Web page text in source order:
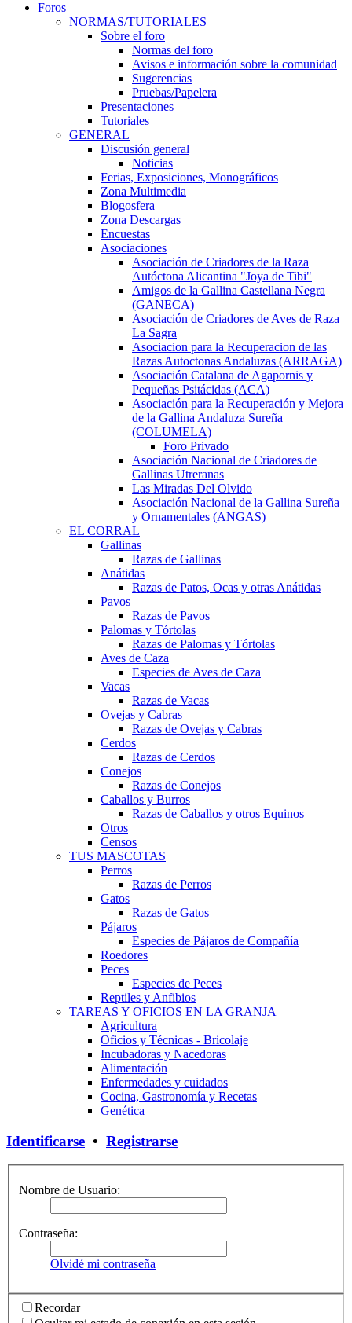
Foros
NORMAS/TUTORIALES
Sobre el foro
Normas del foro
Avisos e información sobre la comunidad
Sugerencias
Pruebas/Papelera
Presentaciones
Tutoriales
GENERAL
Discusión general
Noticias
Ferias, Exposiciones, Monográficos
Zona Multimedia
Blogosfera
Zona Descargas
Encuestas
Asociaciones
Asociación de Criadores de la Raza
Autóctona Alicantina "Joya de Tibi"
Amigos de la Gallina Castellana Negra
(GANECA)
Asociación de Criadores de Aves de Raza
La Sagra
Asociacion para la Recuperacion de las
Razas Autoctonas Andaluzas (ARRAGA)
Asociación Catalana de Agapornis y
Pequeñas Psitácidas (ACA)
Asociación para la Recuperación y Mejora
de la Gallina Andaluza Sureña
(COLUMELA)
Foro Privado
Asociación Nacional de Criadores de
Gallinas Utreranas
Las Miradas Del Olvido
Asociación Nacional de la Gallina Sureña
y Ornamentales (ANGAS)
EL CORRAL
Gallinas
Razas de Gallinas
Anátidas
Razas de Patos, Ocas y otras Anátidas
Pavos
Razas de Pavos
Palomas y Tórtolas
Razas de Palomas y Tórtolas
Aves de Caza
Especies de Aves de Caza
Vacas
Razas de Vacas
Ovejas y Cabras
Razas de Ovejas y Cabras
Cerdos
Razas de Cerdos
Conejos
Razas de Conejos
Caballos y Burros
Razas de Caballos y otros Equinos
Otros
Censos
TUS MASCOTAS
Perros
Razas de Perros
Gatos
Razas de Gatos
Pájaros
Especies de Pájaros de Compañía
Roedores
Peces
Especies de Peces
Reptiles y Anfibios
TAREAS Y OFICIOS EN LA GRANJA
Agricultura
Oficios y Técnicas - Bricolaje
Incubadoras y Nacedoras
Alimentación
Enfermedades y cuidados
Cocina, Gastronomía y Recetas
Genética
Identificarse • Registrarse
Nombre de Usuario:
Contraseña:
Olvidé mi contraseña
Recordar